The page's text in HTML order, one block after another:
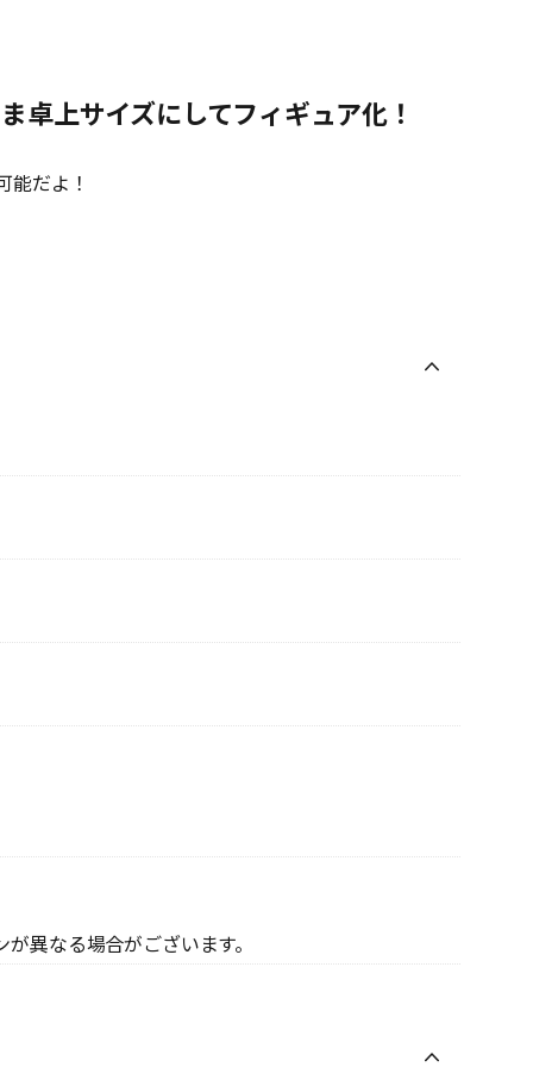
卓上サイズにしてフィギュア化！
能だよ！
異なる場合がございます。